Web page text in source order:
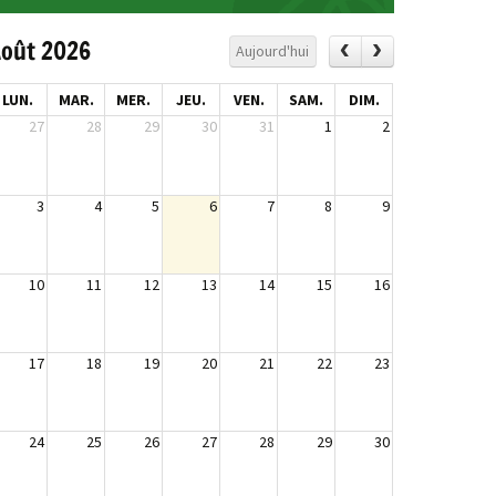
2026 Aujourd'hui
LUN. MAR. MER. JEU. VEN. SAM.
DIM.
27
28 29 30 31 1 2
3 4 5 6 7 8 9
10 11 12 13 14 15 16
17 18 19 20 21 22 23
24 25 26 27 28 29 30